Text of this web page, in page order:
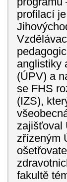
profilací
anglistiky
(ÚPV) a
se FHS
(IZS),
zajišťoval
zřízeným
fakultě